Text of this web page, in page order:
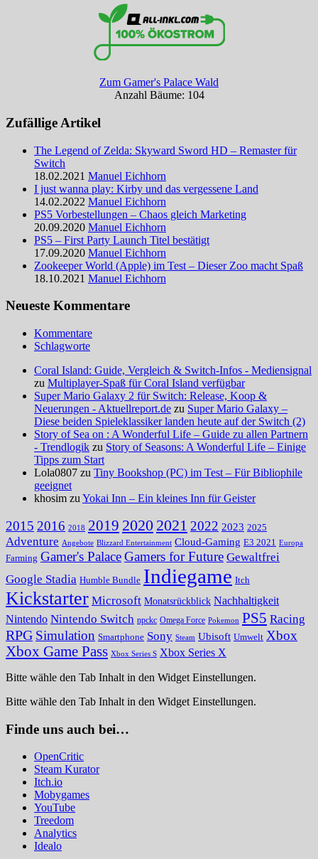
Zum Gamer's Palace Wald
Anzahl Bäume: 104
Zufällige Artikel
The Legend of Zelda: Skyward Sword HD – Remaster für
Switch
18.02.2021 Manuel Eichhorn
I just wanna play: Kirby und das vergessene Land
14.02.2022 Manuel Eichhorn
PS5 Vorbestellungen – Chaos gleich Marketing
20.09.2020 Manuel Eichhorn
PS5 – First Party Launch Titel bestätigt
17.09.2020 Manuel Eichhorn
Zookeeper World (Apple) im Test – Dieser Zoo macht Spaß
18.10.2021 Manuel Eichhorn
Neueste Kommentare
Kommentare
Schlagworte
Coral Island: Guide, Vergleich & Switch-Infos - Mediensignal
zu Multiplayer-Spaß für Coral Island verfügbar
Super Mario Galaxy 2 für Switch: Release, Koop &
Neuerungen - Aktuellreport.de zu Super Mario Galaxy –
Diese beiden Spieleklassiker landen heute auf der Switch (2)
Story of Sea on : A Wonderful Life – Guide zu allen Partnern
- Trendlogik zu Story of Seasons: A Wonderful Life – Einige
Tipps zum Start
Lola0807 zu Tiny Bookshop (PC) im Test – Für Bibliophile
geeignet
khosim zu Yokai Inn – Ein kleines Inn für Geister
2015 2016 2018 2019 2020 2021 2022 2023 2025
Adventure Angebote Blizzard Entertainment Cloud-Gaming E3 2021 Europa
Farming Gamer's PalaceGamers for Future Gewaltfrei
Google Stadia Humble Bundle Indiegame Itch
Kickstarter Microsoft Monatsrückblick Nachhaltigkeit
Nintendo Nintendo Switch npckc Omega Force Pokemon PS5 Racing
RPG Simulation Smartphone Sony Steam Ubisoft Umwelt Xbox
Xbox Game Pass Xbox Series S Xbox Series X
Bitte wähle den Tab Inhalt in den Widget Einstellungen.
Bitte wähle den Tab Inhalt in den Widget Einstellungen.
Finde uns auch bei…
OpenCritic
Steam Kurator
Itch.io
Mobygames
YouTube
Treedom
Analytics
Idealo